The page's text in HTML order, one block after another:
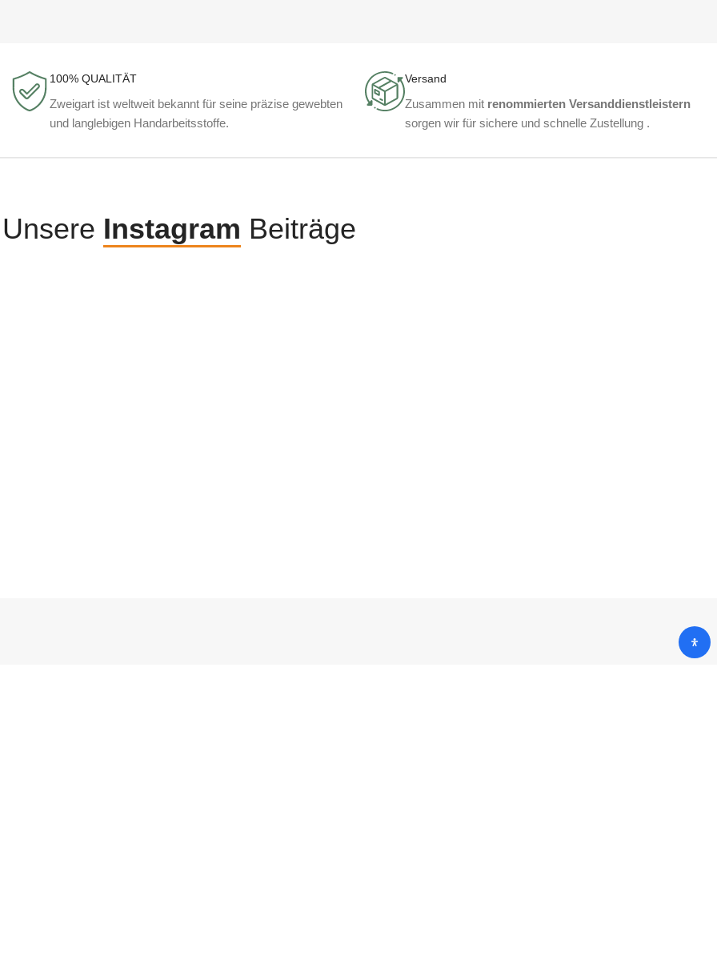
100% QUALITÄT
Zweigart ist weltweit bekannt für seine präzise gewebten
und langlebigen Handarbeitsstoffe.
Versand
Zusammen mit renommierten Versanddienstleistern
sorgen wir für sichere und schnelle Zustellung .
Unsere Instagram Beiträge